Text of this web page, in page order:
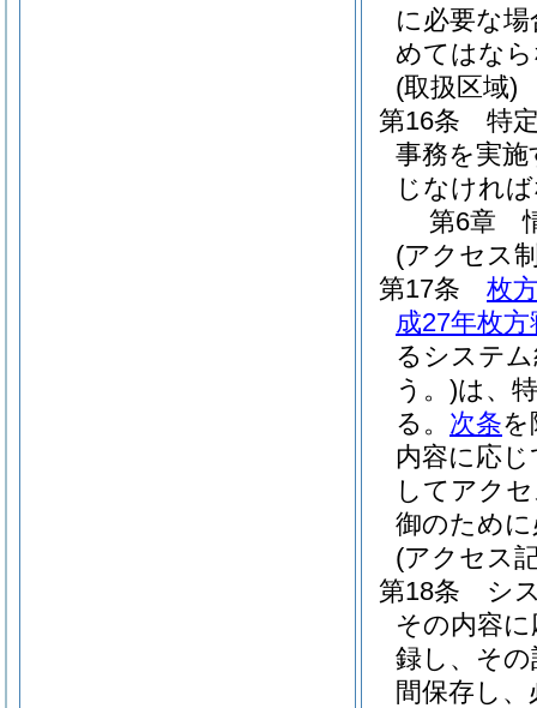
に必要な
めてはな
(取扱区域)
第16条
特
事務を実
じなけれ
第6章
(アクセス
第17条
枚
成27年枚
るシステ
う。)は、
る。 次条
内容に応
してアク
御のため
(アクセス
第18条
シ
その内容
録し、その
間保存し